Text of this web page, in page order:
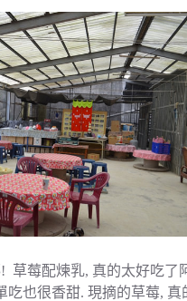
草莓配煉乳, 真的太好吃了
吃也很香甜. 現摘的草莓, 真